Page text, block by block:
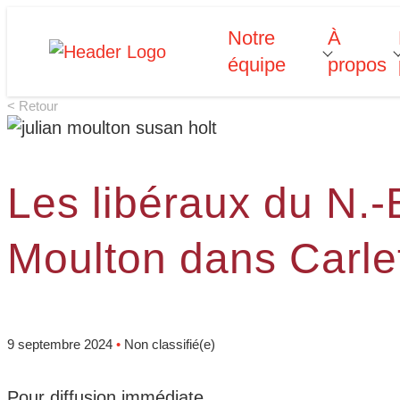
Skip
Homepage
Notre
équipe
T
o
g
g
l
e
s
u
b
m
e
n
u
f o
r
N
o
t
r
e
q
u
i
p
e
À
propos
f
< Retour
Les libéraux du
Moulton dans
9 septembre 2024 • Non classifié(e)